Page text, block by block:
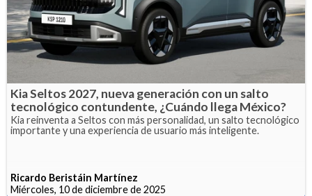
Kia Seltos 2027, nueva generación con un salto
tecnológico contundente, ¿Cuándo llega México?
Kia reinventa a Seltos con más personalidad, un salto tecnológico
importante y una experiencia de usuario más inteligente.
Ricardo Beristáin Martínez
Miércoles, 10 de diciembre de 2025